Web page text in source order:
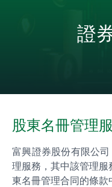
證
股東名冊管理
富興證券股份有限公
理服務，其中該管理服
東名冊管理合同的條款